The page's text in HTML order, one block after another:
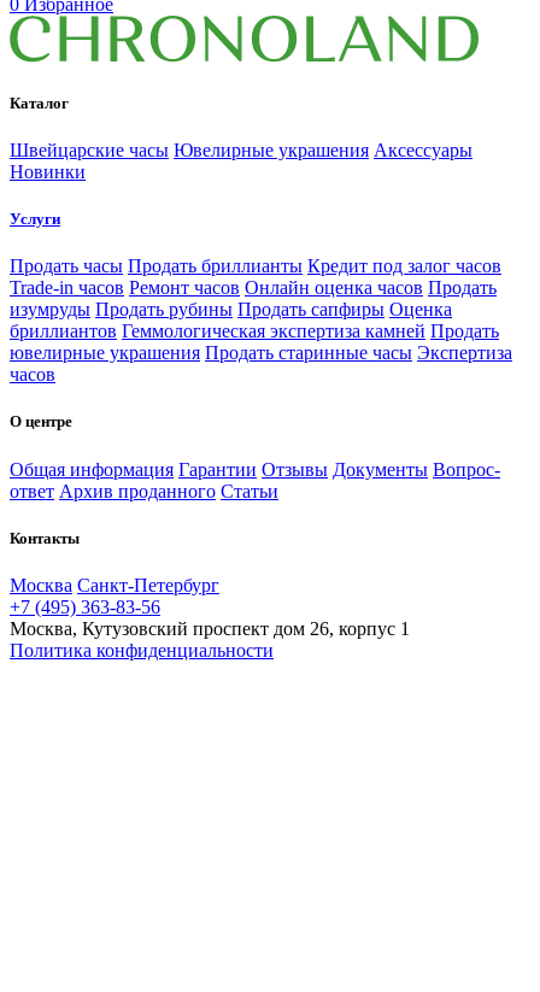
Каталог
Швейцарские часы Ювелирные украшения Аксессуары
Новинки
Услуги
Продать часы Продать бриллианты Кредит под залог часов
Trade-in часов Ремонт часов Онлайн оценка часов Продать
изумруды Продать рубины Продать сапфиры Оценка
бриллиантов Геммологическая экспертиза камней Продать
ювелирные украшения Продать старинные часы Экспертиза
часов
О центре
Общая информация Гарантии Отзывы Документы Вопрос-
ответ Архив проданного Статьи
Контакты
Москва Санкт-Петербург
+7 (495) 363-83-56
Москва, Кутузовский проспект дом 26, корпус 1
Политика конфиденциальности